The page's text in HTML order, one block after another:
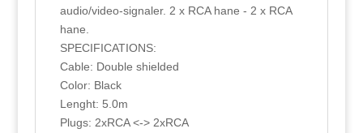
audio/video-signaler. 2 x RCA hane - 2 x RCA
hane.
SPECIFICATIONS:
Cable: Double shielded
Color: Black
Lenght: 5.0m
Plugs: 2xRCA <-> 2xRCA